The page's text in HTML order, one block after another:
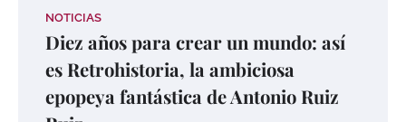
NOTICIAS
Diez años para crear un mundo: así
es Retrohistoria, la ambiciosa
epopeya fantástica de Antonio Ruiz